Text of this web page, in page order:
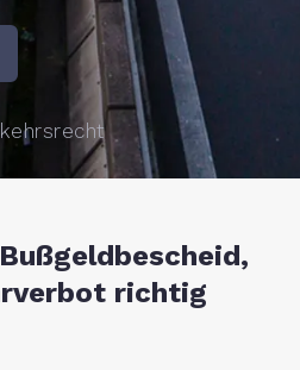
richtig